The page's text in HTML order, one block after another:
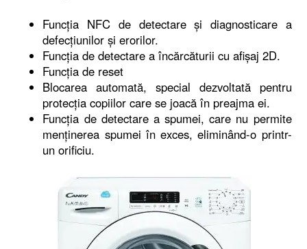
Funcţia NFC de detectare şi diagnosticare a
defecţiunilor şi erorilor.
Funcţia de detectare a încărcăturii cu afişaj 2D.
Funcţia de reset
Blocarea automată, special dezvoltată pentru
protecţia copiilor care se joacă în preajma ei.
Funcţia de detectare a spumei, care nu permite
menţinerea spumei în exces, eliminând-o printr-
un orificiu.